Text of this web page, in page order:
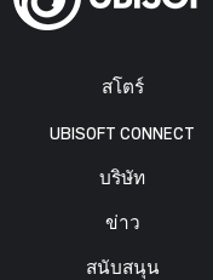
สโตร์
UBISOFT CONNECT
บริษัท
ข่าว
สนับสนุน